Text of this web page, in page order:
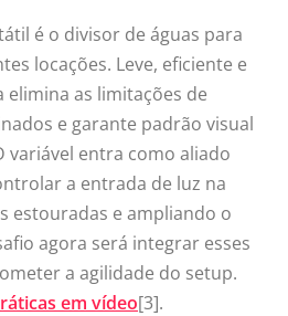
é o divisor de águas para
locações. Leve, eficiente e
as limitações de
e garante padrão visual
variável entra como aliado
a entrada de luz na
estouradas e ampliando o
agora será integrar esses
a agilidade do setup.
em vídeo[3].